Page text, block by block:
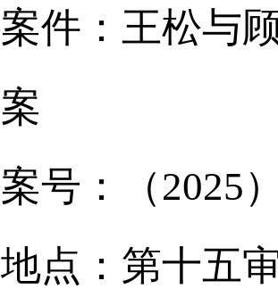
案件：王松与
案
案号：（2025
地点：第十五